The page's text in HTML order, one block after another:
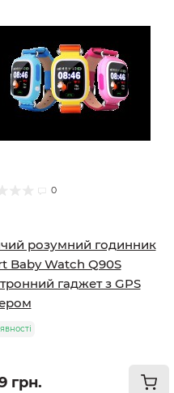
0
розумний годинник
Baby Watch Q90S
гаджет з GPS
грн.